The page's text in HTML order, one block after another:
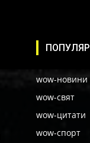
wow-новини
wow-свят
wow-цитати
wow-спорт